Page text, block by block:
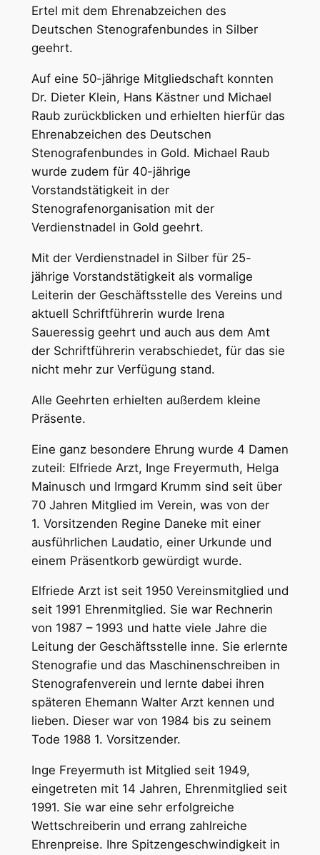
Ertel mit dem Ehrenabzeichen des
Deutschen Stenografenbundes in Silber
geehrt.
Auf eine 50-jährige Mitgliedschaft konnten
Dr. Dieter Klein, Hans Kästner und Michael
Raub zurückblicken und erhielten hierfür das
Ehrenabzeichen des Deutschen
Stenografenbundes in Gold. Michael Raub
wurde zudem für 40-jährige
Vorstandstätigkeit in der
Stenografenorganisation mit der
Verdienstnadel in Gold geehrt.
Mit der Verdienstnadel in Silber für 25-
jährige Vorstandstätigkeit als vormalige
Leiterin der Geschäftsstelle des Vereins und
aktuell Schriftführerin wurde Irena
Saueressig geehrt und auch aus dem Amt
der Schriftführerin verabschiedet, für das sie
nicht mehr zur Verfügung stand.
Alle Geehrten erhielten außerdem kleine
Präsente.
Eine ganz besondere Ehrung wurde 4 Damen
zuteil: Elfriede Arzt, Inge Freyermuth, Helga
Mainusch und Irmgard Krumm sind seit über
70 Jahren Mitglied im Verein, was von der
1. Vorsitzenden Regine Daneke mit einer
ausführlichen Laudatio, einer Urkunde und
einem Präsentkorb gewürdigt wurde.
Elfriede Arzt ist seit 1950 Vereinsmitglied und
seit 1991 Ehrenmitglied. Sie war Rechnerin
von 1987 – 1993 und hatte viele Jahre die
Leitung der Geschäftsstelle inne. Sie erlernte
Stenografie und das Maschinenschreiben in
Stenografenverein und lernte dabei ihren
späteren Ehemann Walter Arzt kennen und
lieben. Dieser war von 1984 bis zu seinem
Tode 1988 1. Vorsitzender.
Inge Freyermuth ist Mitglied seit 1949,
eingetreten mit 14 Jahren, Ehrenmitglied seit
1991. Sie war eine sehr erfolgreiche
Wettschreiberin und errang zahlreiche
Ehrenpreise. Ihre Spitzengeschwindigkeit in